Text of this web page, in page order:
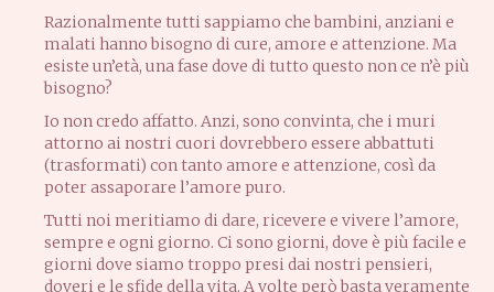
Razionalmente tutti sappiamo che bambini, anziani e
malati hanno bisogno di cure, amore e attenzione. Ma
esiste un’età, una fase dove di tutto questo non ce n’è più
bisogno?
Io non credo affatto. Anzi, sono convinta, che i muri
attorno ai nostri cuori dovrebbero essere abbattuti
(trasformati) con tanto amore e attenzione, così da
poter assaporare l’amore puro.
Tutti noi meritiamo di dare, ricevere e vivere l’amore,
sempre e ogni giorno. Ci sono giorni, dove è più facile e
giorni dove siamo troppo presi dai nostri pensieri,
doveri e le sfide della vita. A volte però basta veramente